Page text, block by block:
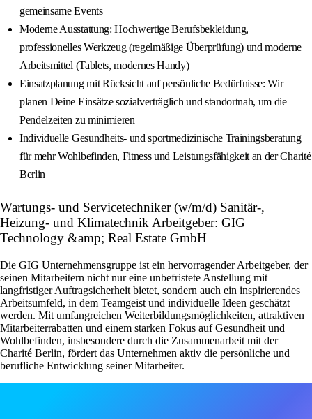
gemeinsame Events
Moderne Ausstattung: Hochwertige Berufsbekleidung,
professionelles Werkzeug (regelmäßige Überprüfung) und moderne
Arbeitsmittel (Tablets, modernes Handy)
Einsatzplanung mit Rücksicht auf persönliche Bedürfnisse: Wir
planen Deine Einsätze sozialverträglich und standortnah, um die
Pendelzeiten zu minimieren
Individuelle Gesundheits- und sportmedizinische Trainingsberatung
für mehr Wohlbefinden, Fitness und Leistungsfähigkeit an der Charité
Berlin
Wartungs- und Servicetechniker (w/m/d) Sanitär-,
Heizung- und Klimatechnik Arbeitgeber: GIG
Technology &amp; Real Estate GmbH
Die GIG Unternehmensgruppe ist ein hervorragender Arbeitgeber, der
seinen Mitarbeitern nicht nur eine unbefristete Anstellung mit
langfristiger Auftragsicherheit bietet, sondern auch ein inspirierendes
Arbeitsumfeld, in dem Teamgeist und individuelle Ideen geschätzt
werden. Mit umfangreichen Weiterbildungsmöglichkeiten, attraktiven
Mitarbeiterrabatten und einem starken Fokus auf Gesundheit und
Wohlbefinden, insbesondere durch die Zusammenarbeit mit der
Charité Berlin, fördert das Unternehmen aktiv die persönliche und
berufliche Entwicklung seiner Mitarbeiter.